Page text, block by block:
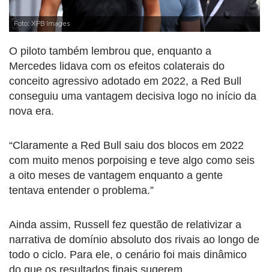
Foto: XPB Images
O piloto também lembrou que, enquanto a
Mercedes lidava com os efeitos colaterais do
conceito agressivo adotado em 2022, a Red Bull
conseguiu uma vantagem decisiva logo no início da
nova era.
“Claramente a Red Bull saiu dos blocos em 2022
com muito menos porpoising e teve algo como seis
a oito meses de vantagem enquanto a gente
tentava entender o problema.”
Ainda assim, Russell fez questão de relativizar a
narrativa de domínio absoluto dos rivais ao longo de
todo o ciclo. Para ele, o cenário foi mais dinâmico
do que os resultados finais sugerem.